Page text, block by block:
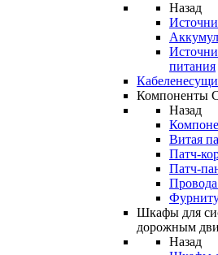
Назад
питания
Компоненты
Назад
Витая
Патч-
Патч-
Шкафы для
дорожным
Назад